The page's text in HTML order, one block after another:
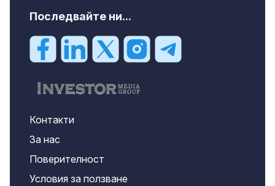
Последвайте ни...
Контакти
За нас
Поверителност
Условия за ползване